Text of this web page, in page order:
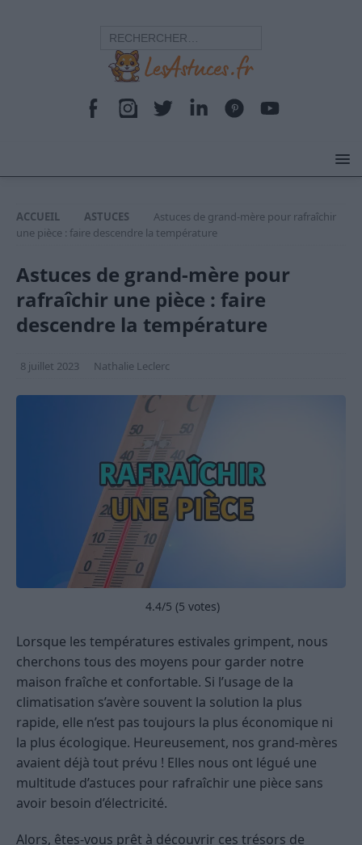
ACCUEIL ASTUCES
Astuces de grand-mère pour rafraîchir
une pièce : faire descendre la température
Astuces de grand-mère pour
rafraîchir une pièce : faire
descendre la température
8 juillet 2023 Nathalie Leclerc
4.4/5 (5 votes)
Lorsque les températures estivales grimpent, nous
cherchons tous des moyens pour garder notre
maison fraîche et confortable. Si l’usage de la
climatisation s’avère souvent la solution la plus
rapide, elle n’est pas toujours la plus économique ni
la plus écologique. Heureusement, nos grand-mères
avaient déjà tout prévu ! Elles nous ont légué une
multitude d’astuces pour rafraîchir une pièce sans
avoir besoin d’électricité.
Alors, êtes-vous prêt à découvrir ces trésors de